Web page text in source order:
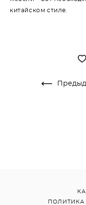
китайском стиле.